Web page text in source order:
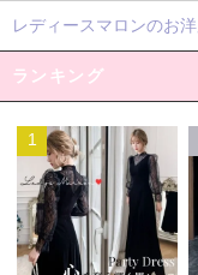
レディースマロンのお
ランキング
1